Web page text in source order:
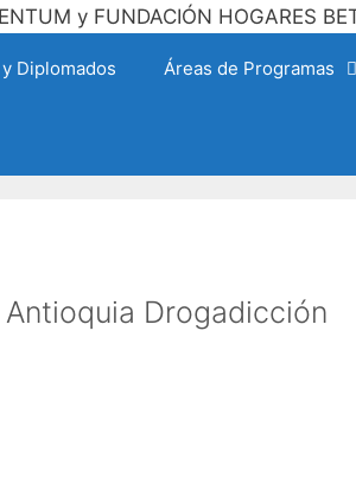
Diplomados Áreas de Programas
Drogadicción